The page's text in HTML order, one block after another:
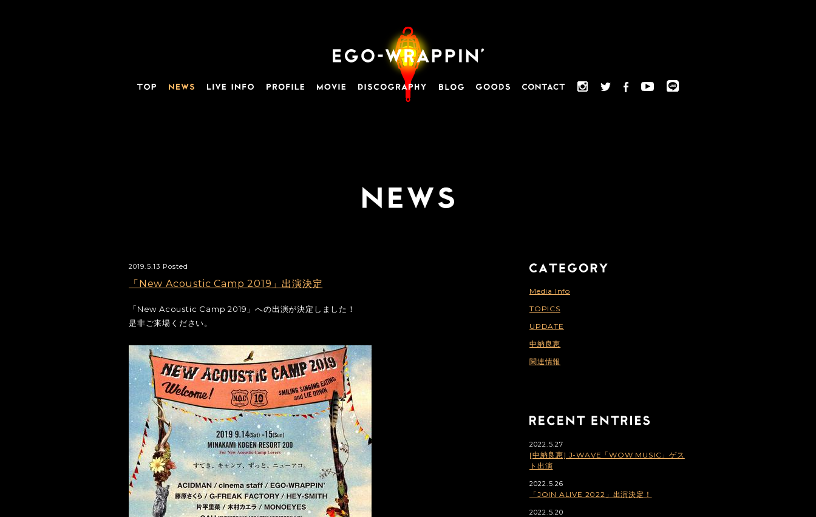
2019.5.13 Posted
「New Acoustic Camp 2019」出演決定
「New Acoustic Camp 2019」への出演が決定しました！
是非ご来場ください。
Media Info
TOPICS
UPDATE
中納良恵
関連情報
2022.5.27
[中納良恵] J-WAVE「WOW MUSIC」ゲス
ト出演
2022.5.26
「JOIN ALIVE 2022」出演決定！
2022.5.20